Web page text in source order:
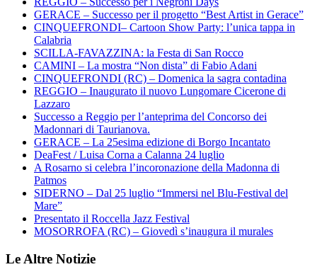
GERACE – Successo per il progetto “Best Artist in Gerace”
CINQUEFRONDI– Cartoon Show Party: l’unica tappa in
Calabria
SCILLA-FAVAZZINA: la Festa di San Rocco
CAMINI – La mostra “Non dista” di Fabio Adani
CINQUEFRONDI (RC) – Domenica la sagra contadina
REGGIO – Inaugurato il nuovo Lungomare Cicerone di
Lazzaro
Successo a Reggio per l’anteprima del Concorso dei
Madonnari di Taurianova.
GERACE – La 25esima edizione di Borgo Incantato
DeaFest / Luisa Corna a Calanna 24 luglio
A Rosarno si celebra l’incoronazione della Madonna di
Patmos
SIDERNO – Dal 25 luglio “Immersi nel Blu-Festival del
Mare”
Presentato il Roccella Jazz Festival
MOSORROFA (RC) – Giovedì s’inaugura il murales
Le Altre Notizie